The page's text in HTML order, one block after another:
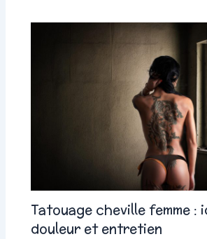
Tatouage cheville femme :
douleur et entretien